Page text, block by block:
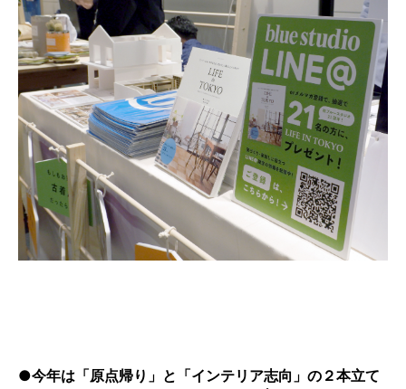
●今年は「原点帰り」と「インテリア志向」の２本立て